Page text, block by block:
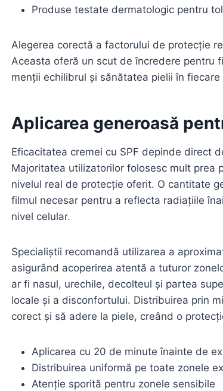
Produse testate dermatologic pentru
Alegerea corectă a factorului de protecție
Aceasta oferă un scut de încredere pentru
menții echilibrul și sănătatea pielii în fiecare
Aplicarea generoasă
Eficacitatea cremei cu SPF depinde direct
Majoritatea utilizatorilor folosesc mult prea
nivelul real de protecție oferit. O cantitate
filmul necesar pentru a reflecta radiațiile
nivel celular.
Specialiștii recomandă utilizarea a
asigurând acoperirea atentă a tuturor
ar fi nasul, urechile, decolteul și partea
locale și a disconfortului. Distribuirea prin
corect și să adere la piele, creând o
Aplicarea cu 20 de minute înainte de
Distribuirea uniformă pe toate zonele
Atenție sporită pentru zonele sensibile